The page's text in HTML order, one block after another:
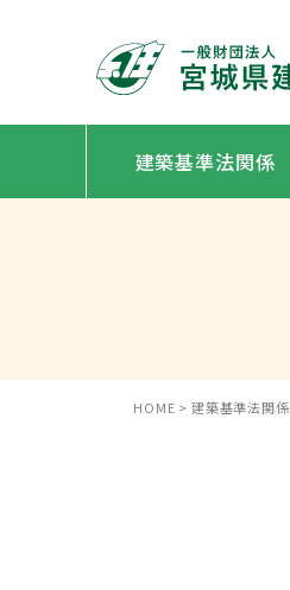
建築基準法関係
HOME > 建築基準法関係